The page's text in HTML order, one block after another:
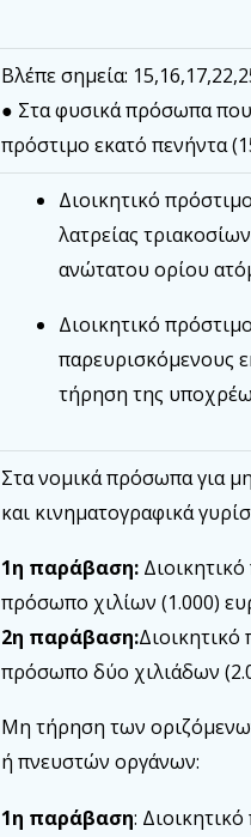
Βλέπε σημεία:
● Στα φυσικά πρόσωπα
πρόστιμο εκατό πενήντα
Διοικητικό
λατρείας
ανώτατου ορίου
Διοικητικό
παρευρισκόμενους
τήρηση της
Στα νομικά πρόσωπα για
και κινηματογραφικά
1η παράβαση:
πρόσωπο χιλίων (1.000)
2η παράβαση:
πρόσωπο δύο χιλιάδων
Μη τήρηση των
ή πνευστών οργάνων:
1η παράβαση: